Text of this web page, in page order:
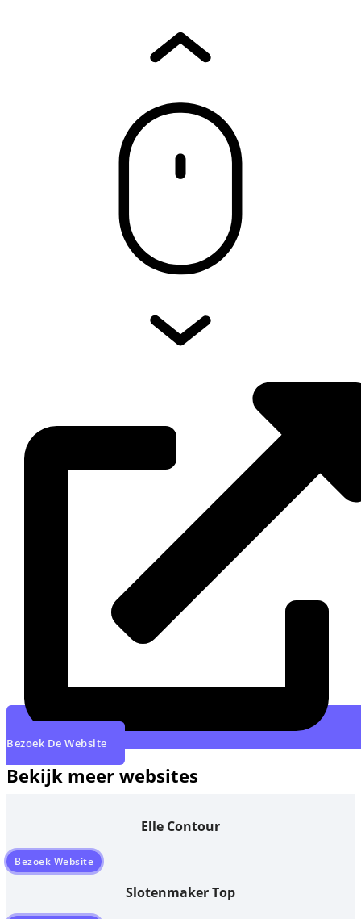
Bezoek De Website
Bekijk meer websites
Elle Contour
Bezoek Website
Slotenmaker Top